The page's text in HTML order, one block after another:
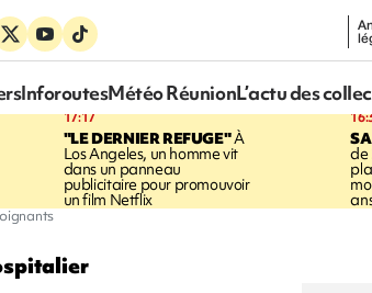
InforoutesMétéo RéunionL’actu des
17:17
"LE DERNIER REFUGE"À
Los Angeles, un homme vit
dans un panneau
publicitaire pour promouvoir
un film Netflix
de